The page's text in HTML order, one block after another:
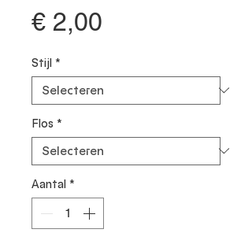
€ 2,00
Stijl *
Flos *
Aantal *